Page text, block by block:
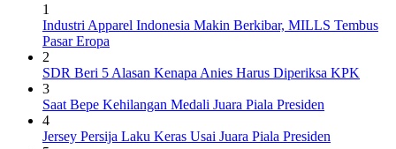
1
Industri Apparel Indonesia Makin Berkibar, MILLS Tembus
Pasar Eropa
2
SDR Beri 5 Alasan Kenapa Anies Harus Diperiksa KPK
3
Saat Bepe Kehilangan Medali Juara Piala Presiden
4
Jersey Persija Laku Keras Usai Juara Piala Presiden